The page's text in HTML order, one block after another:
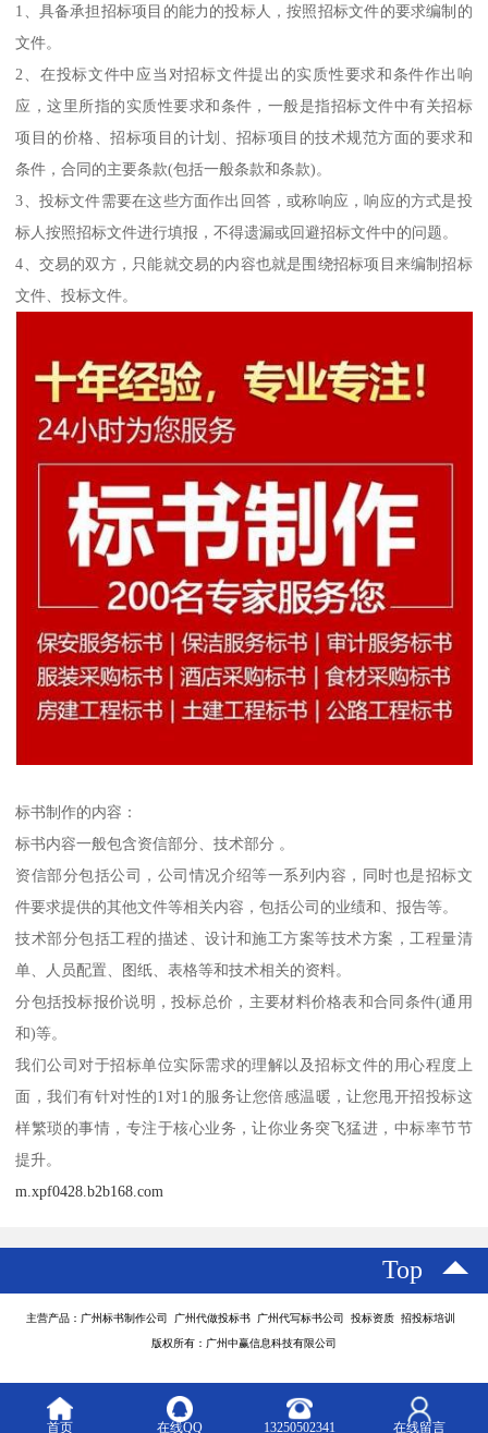
1、具备承担招标项目的能力的投标人，按照招标文件的要求编制的
文件。
2、在投标文件中应当对招标文件提出的实质性要求和条件作出响
应，这里所指的实质性要求和条件，一般是指招标文件中有关招标
项目的价格、招标项目的计划、招标项目的技术规范方面的要求和
条件，合同的主要条款(包括一般条款和条款)。
3、投标文件需要在这些方面作出回答，或称响应，响应的方式是投
标人按照招标文件进行填报，不得遗漏或回避招标文件中的问题。
4、交易的双方，只能就交易的内容也就是围绕招标项目来编制招标
文件、投标文件。
标书制作的内容：
标书内容一般包含资信部分、技术部分 。
资信部分包括公司，公司情况介绍等一系列内容，同时也是招标文
件要求提供的其他文件等相关内容，包括公司的业绩和、报告等。
技术部分包括工程的描述、设计和施工方案等技术方案，工程量清
单、人员配置、图纸、表格等和技术相关的资料。
分包括投标报价说明，投标总价，主要材料价格表和合同条件(通用
和)等。
我们公司对于招标单位实际需求的理解以及招标文件的用心程度上
面，我们有针对性的1对1的服务让您倍感温暖，让您甩开招投标这
样繁琐的事情，专注于核心业务，让你业务突飞猛进，中标率节节
提升。
m.xpf0428.b2b168.com
Top
主营产品：广州标书制作公司 广州代做投标书 广州代写标书公司 投标资质 招投标培训
版权所有：广州中赢信息科技有限公司
首页 在线QQ 13250502341 在线留言